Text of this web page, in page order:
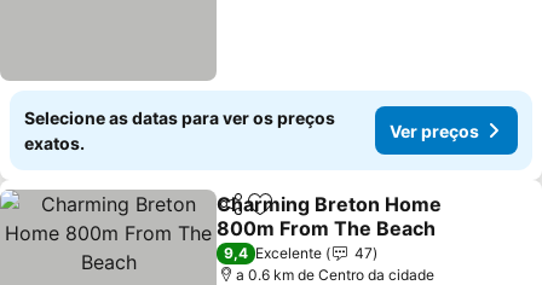
Selecione as datas para ver os preços
exatos.
Ver preços
PartilharAdicionar aos favoritos
Charming Breton Home
800m From The Beach
Ver preços
9,4 Excelente
47
a 0.6 km de Centro da cidade